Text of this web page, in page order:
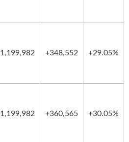
1,199,982 +348,552 +29.05%
1,199,982 +360,565 +30.05%